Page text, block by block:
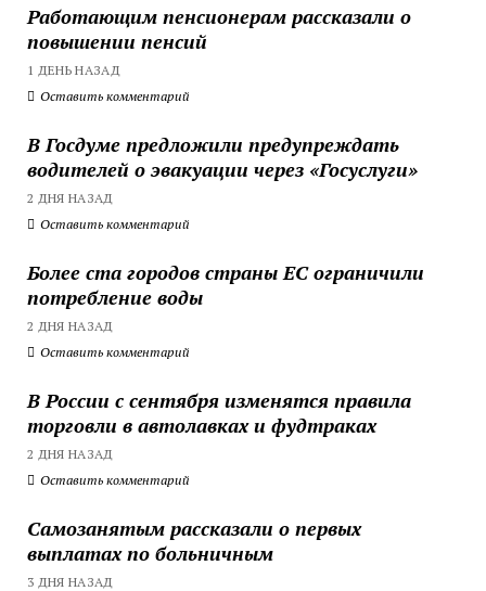
Работающим пенсионерам рассказали о
повышении пенсий
1 ДЕНЬ НАЗАД
Оставить комментарий
В Госдуме предложили предупреждать
водителей о эвакуации через «Госуслуги»
2 ДНЯ НАЗАД
Оставить комментарий
Более ста городов страны ЕС ограничили
потребление воды
2 ДНЯ НАЗАД
Оставить комментарий
В России с сентября изменятся правила
торговли в автолавках и фудтраках
2 ДНЯ НАЗАД
Оставить комментарий
Самозанятым рассказали о первых
выплатах по больничным
3 ДНЯ НАЗАД